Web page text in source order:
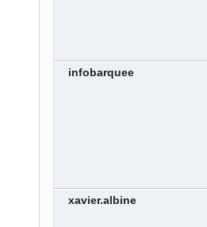
infobarquee
xavier.albine